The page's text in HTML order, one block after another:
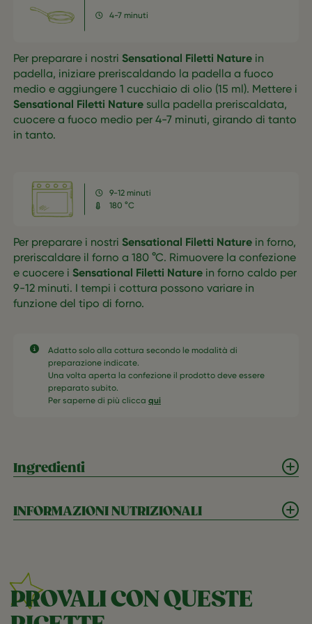
4-7 minuti
Per preparare i nostri Sensational Filetti Nature in
padella, iniziare preriscaldando la padella a fuoco
medio e aggiungere 1 cucchiaio di olio (15 ml). Mettere i
Sensational Filetti Nature sulla padella preriscaldata,
cuocere a fuoco medio per 4-7 minuti, girando di tanto
in tanto.
9-12 minuti
180 °C
Per preparare i nostri Sensational Filetti Nature in forno,
preriscaldare il forno a 180 °C. Rimuovere la confezione
e cuocere i Sensational Filetti Nature in forno caldo per
9-12 minuti. I tempi i cottura possono variare in
funzione del tipo di forno.
Adatto solo alla cottura secondo le modalità di
preparazione indicate.
Una volta aperta la confezione il prodotto deve essere
preparato subito.
Per saperne di più clicca qui
Ingredienti
INFORMAZIONI NUTRIZIONALI
PROVALI CON QUESTE